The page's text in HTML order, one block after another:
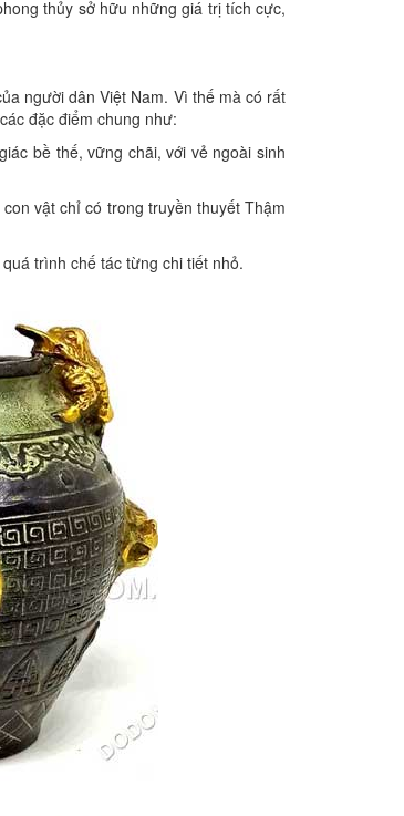
thủy sở hữu những giá trị tích cực,
người dân Việt Nam. Vì thế mà có rất
đặc điểm chung như:
bề thế, vững chãi, với vẻ ngoài sinh
vật chỉ có trong truyền thuyết Thậm
trình chế tác từng chi tiết nhỏ.